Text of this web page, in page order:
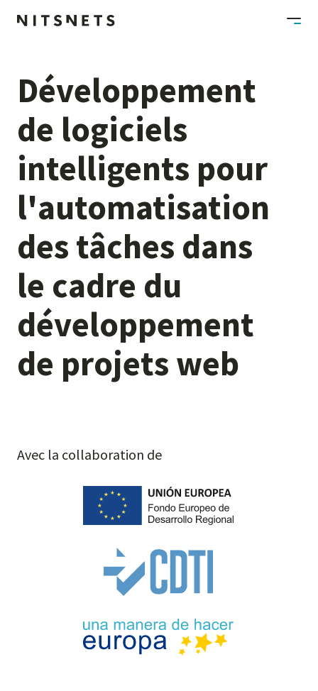
Développement
de logiciels
intelligents pour
l'automatisation
des tâches dans
le cadre du
développement
de projets web
Avec la collaboration de